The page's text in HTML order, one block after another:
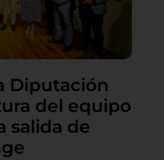
Diputación
del equipo
salida de